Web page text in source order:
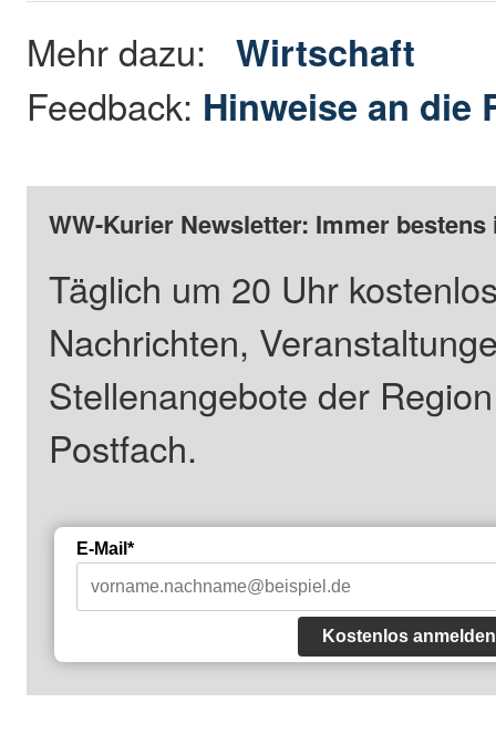
Mehr dazu:Wirtschaft
Feedback: Hinweise an die
WW-Kurier Newsletter: Immer
Täglich um 20 Uhr
Nachrichten,
Stellenangebote der
Postfach.
E-Mail*
Kostenlos anmelden